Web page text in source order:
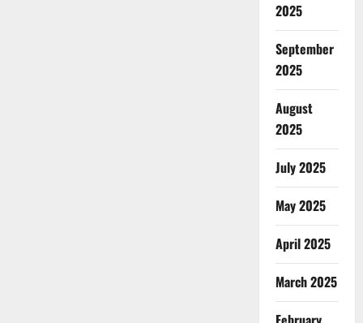
2025
September
2025
August
2025
July 2025
May 2025
April 2025
March 2025